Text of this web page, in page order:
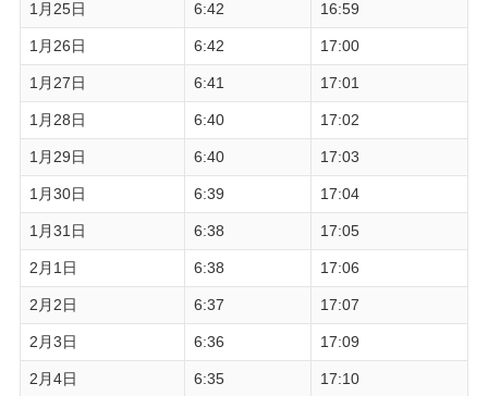
1月25日 6:42 16:59
1月26日 6:42 17:00
1月27日 6:41 17:01
1月28日 6:40 17:02
1月29日 6:40 17:03
1月30日 6:39 17:04
1月31日 6:38 17:05
2月1日 6:38 17:06
2月2日 6:37 17:07
2月3日 6:36 17:09
2月4日 6:35 17:10